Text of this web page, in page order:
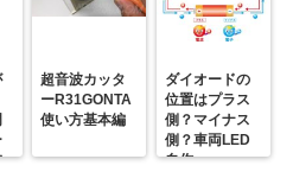
超音波カッタ
ーR31GONTA
使い方基本編
ダイオードの
位置はプラス
側？マイナス
側？車両LED
自作